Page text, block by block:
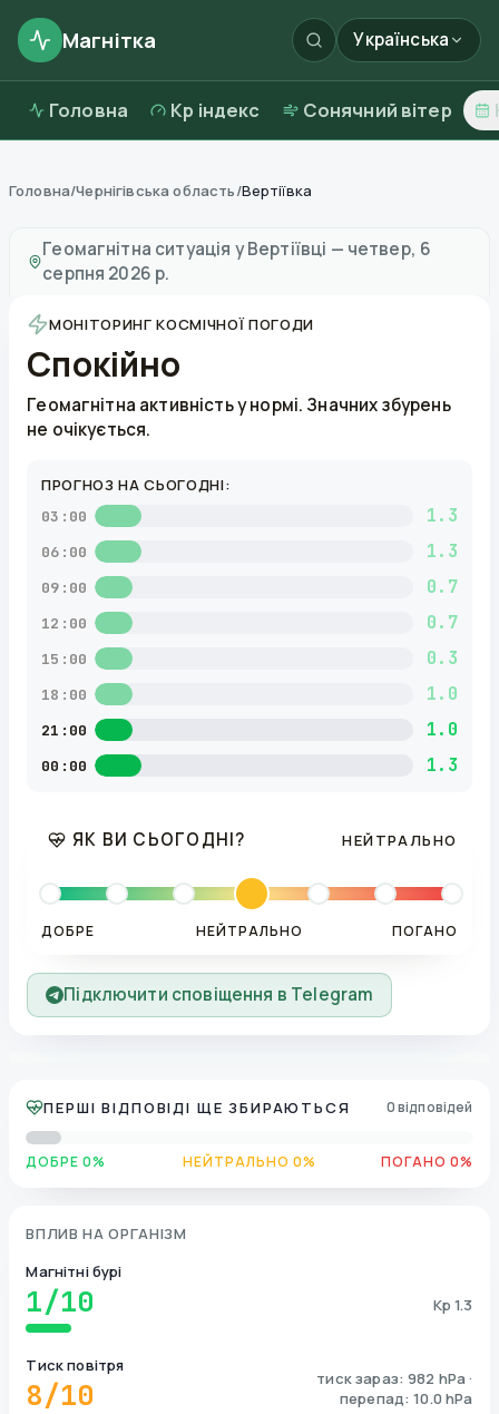
Магнітка Українська
Головна Kp індекс Сонячний вітер
Головна/Чернігівська область/Вертіївка
Геомагнітна ситуація у Вертіївці — четвер, 6
серпня 2026 р.
МОНІТОРИНГ КОСМІЧНОЇ ПОГОДИ
Спокійно
Геомагнітна активність у нормі. Значних збурень
не очікується.
ПРОГНОЗ НА СЬОГОДНІ:
03:00 1.3
06:00 1.3
09:00 0.7
12:00 0.7
15:00 0.3
18:00 1.0
21:00 1.0
00:00 1.3
ЯК ВИ СЬОГОДНІ? НЕЙТРАЛЬНО
ДОБРЕ НЕЙТРАЛЬНО ПОГАНО
Підключити сповіщення в Telegram
ПЕРШІ ВІДПОВІДІ ЩЕ ЗБИРАЮТЬСЯ 0 відповідей
ДОБРЕ 0% НЕЙТРАЛЬНО 0% ПОГАНО 0%
ВПЛИВ НА ОРГАНІЗМ
Магнітні бурі
1/10 Kp 1.3
Тиск повітря
8/10
тиск зараз: 982 hPa ·
перепад: 10.0 hPa